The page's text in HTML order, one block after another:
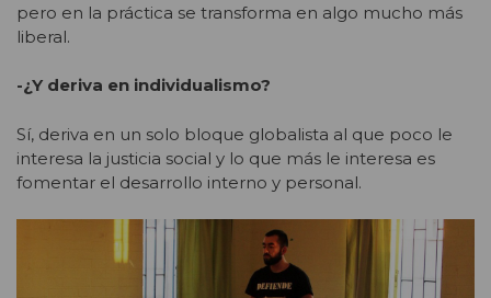
pero en la práctica se transforma en algo mucho más
liberal.
-¿Y deriva en individualismo?
Sí, deriva en un solo bloque globalista al que poco le
interesa la justicia social y lo que más le interesa es
fomentar el desarrollo interno y personal.